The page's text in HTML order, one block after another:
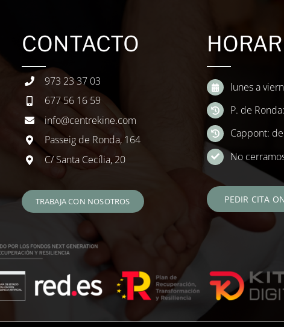
CONTACTO
973 23 37 03
677 56 16 59
info@centrekine.com
Passeig de Ronda, 164
C/ Santa Cecília, 20
TRABAJA CON NOSOTROS
lunes a
P. de
Cappont:
No
PEDIR CITA